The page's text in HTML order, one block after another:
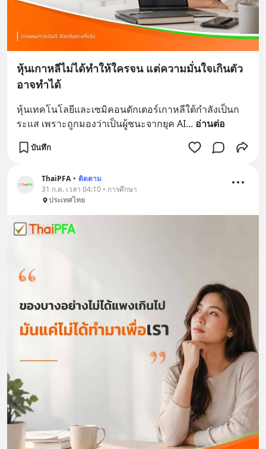
หุ้นเกาหลีไม่ได้ทำให้ใครจน แต่ความมั่นใจเกินตัว
อาจทำได้
หุ้นเทคโนโลยีและเซมิคอนดักเตอร์เกาหลีใต้กำลังเป็นก
ระแส เพราะถูกมองว่าเป็นผู้ชนะจากยุค AI... อ่านต่อ
บันทึก
ThaiPFA • ติดตาม
31 ก.ค. เวลา 04:10 • การศึกษา
ประเทศไทย